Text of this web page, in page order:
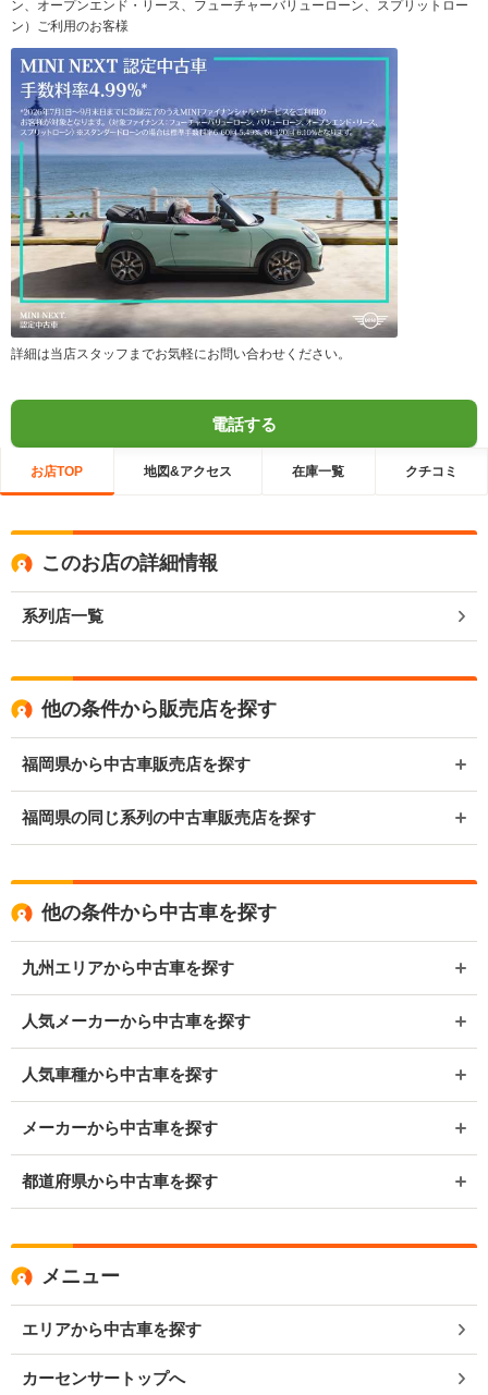
ン、オープンエンド・リース、フューチャーバリューローン、スプリットロー
ン）ご利用のお客様
詳細は当店スタッフまでお気軽にお問い合わせください。
電話する
お店TOP 地図&アクセス 在庫一覧 クチコミ
このお店の詳細情報
系列店一覧
他の条件から販売店を探す
福岡県から中古車販売店を探す
福岡県の同じ系列の中古車販売店を探す
他の条件から中古車を探す
九州エリアから中古車を探す
人気メーカーから中古車を探す
人気車種から中古車を探す
メーカーから中古車を探す
都道府県から中古車を探す
メニュー
エリアから中古車を探す
カーセンサートップへ